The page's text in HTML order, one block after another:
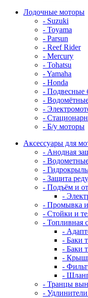
Лодочные моторы
- Suzuki
- Toyama
- Parsun
- Reef Rider
- Mercury
- Tohatsu
- Yamaha
- Honda
- Подвесные
-
-
-
- Б/у моторы
Аксессуары для
- Анодная
-
-
- Защита
- Подъём и
-
- Промывка и
- Стойки и
- Топливная
-
- Баки
- Баки
-
-
-
- Транцы
-